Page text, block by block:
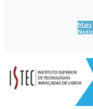
Mais